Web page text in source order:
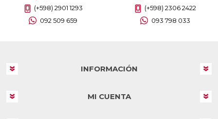
(+598) 2901 1293
092 509 659
(+598) 2306 2422
093 798 033
INFORMACIÓN
MI CUENTA